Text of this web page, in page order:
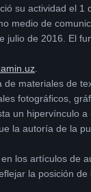
su actividad el 1
medio de
julio de 2016. El
materiales de
fotográficos,
un hipervínculo a
la autoría de la
los artículos de
la posición de